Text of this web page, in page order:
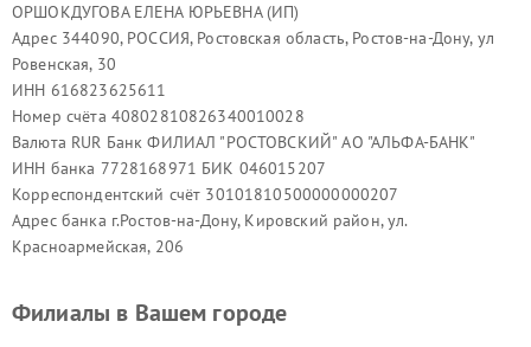
ОРШОКДУГОВА ЕЛЕНА ЮРЬЕВНА (ИП)
Адрес 344090, РОССИЯ, Ростовская область, Ростов-на-Дону, ул
Ровенская, 30
ИНН 616823625611
Номер счёта 40802810826340010028
Валюта RUR Банк ФИЛИАЛ "РОСТОВСКИЙ" АО "АЛЬФА-БАНК"
ИНН банка 7728168971 БИК 046015207
Корреспондентский счёт 30101810500000000207
Адрес банка г.Ростов-на-Дону, Кировский район, ул.
Красноармейская, 206
Филиалы в Вашем городе